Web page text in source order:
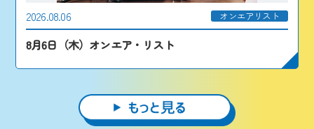
2026.08.06 オンエアリスト
8月6日（木）オンエア・リスト